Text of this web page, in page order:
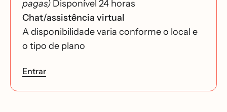
pagas) Disponível 24 horas
Chat/assistência virtual
A disponibilidade varia conforme o local e
o tipo de plano
Entrar